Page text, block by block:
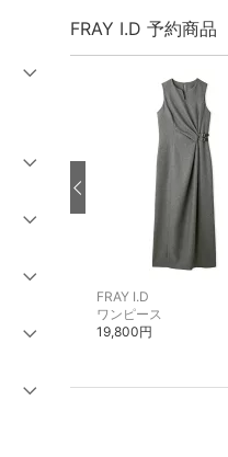
％OFF
FRAY I.D 予約商品
FRAY I.D
ワンピース
19,800円